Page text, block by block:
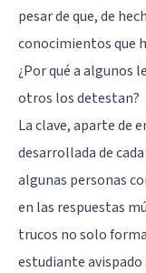
pesar de que, de
conocimientos que
¿Por qué a algunos
otros los detestan?
La clave, aparte de
desarrollada de
algunas personas
en las respuestas
trucos no solo
estudiante